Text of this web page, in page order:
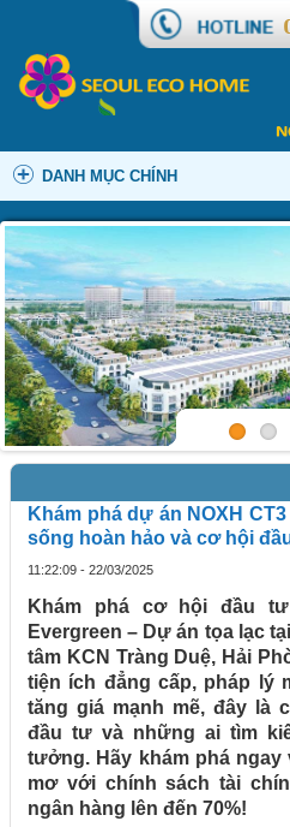
DANH MỤC CHÍNH
Khám phá dự án NOXH
sống hoàn hảo và cơ hội
11:22:09 - 22/03/2025
Khám phá cơ hội đầu
Evergreen – Dự án tọa lạc
tâm KCN Tràng Duệ, Hải
tiện ích đẳng cấp, pháp lý
tăng giá mạnh mẽ, đây là
đầu tư và những ai tìm
tưởng. Hãy khám phá
mơ với chính sách tài
ngân hàng lên đến 70%!